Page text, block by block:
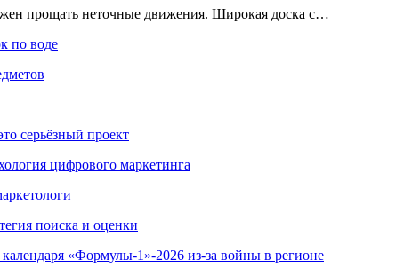
прощать неточные движения. Широкая доска с…
по воде
серьёзный проект
цифрового маркетинга
поиска и оценки
«Формулы-1»-2026 из-за войны в регионе